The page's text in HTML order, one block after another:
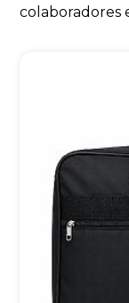
colaboradores